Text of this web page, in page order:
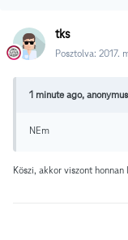
tks
Posztolva: 2017.
1 minute ago,
NEm
Köszi, akkor viszont